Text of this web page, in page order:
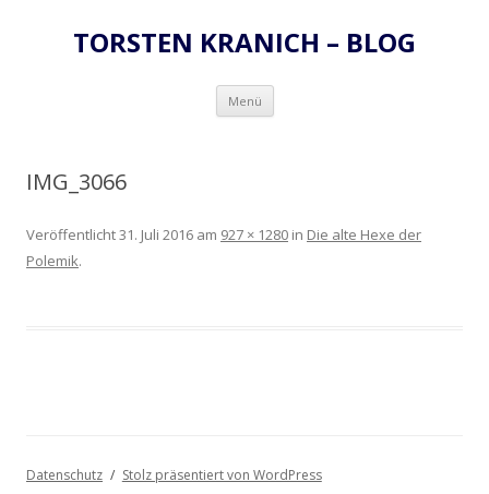
TORSTEN KRANICH – BLOG
Menü Zum
springen
IMG_3066
Veröffentlicht31. Juli 2016 am 927 × 1280 in Die alte Hexe der
Polemik.
Datenschutz Stolz präsentiert von WordPress